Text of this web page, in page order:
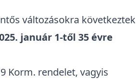
változásokra következtek
január 1-től 35 évre
Korm. rendelet, vagyis